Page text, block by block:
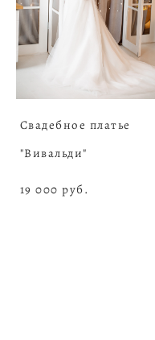
Свадебное платье
"Вивальди"
19 000 pуб.